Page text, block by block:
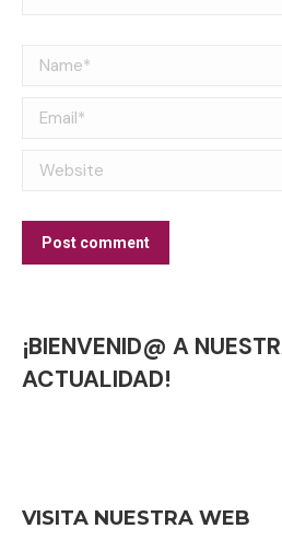
Name *
Email *
Website
Post comment
¡BIENVENID@ A
ACTUALIDAD!
VISITA NUESTRA WEB